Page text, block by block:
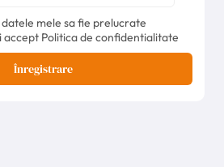
mele sa fie prelucrate
accept Politica de confidentialitate
Înregistrare